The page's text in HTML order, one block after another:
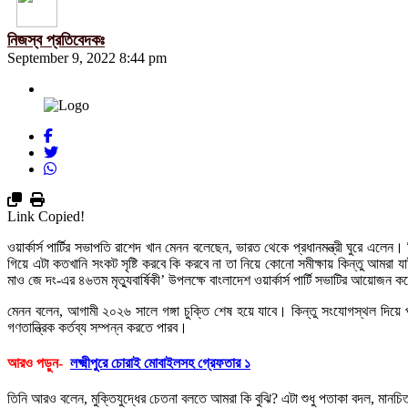
নিজস্ব প্রতিবেদকঃ
September 9, 2022 8:44 pm
Link Copied!
ওয়ার্কার্স পার্টির সভাপতি রাশেদ খান মেনন বলেছেন, ভারত থেকে প্রধানমন্ত্রী ঘুরে
গিয়ে এটা কতখানি সংকট সৃষ্টি করবে কি করবে না তা নিয়ে কোনো সমীক্ষায় কিন্তু
মাও জে দং-এর ৪৬তম মৃত্যুবার্ষিকী’ উপলক্ষে বাংলাদেশ ওয়ার্কার্স পার্টি সভাটির আয়োজন
মেনন বলেন, আগামী ২০২৬ সালে গঙ্গা চুক্তি শেষ হয়ে যাবে। কিন্তু সংযোগস্থল দিয়ে
গণতান্ত্রিক কর্তব্য সম্পন্ন করতে পারব।
আরও পড়ুন- লক্ষ্মীপুরে চোরাই মোবাইলসহ গ্রেফতার ১
তিনি আরও বলেন, মুক্তিযুদ্ধের চেতনা বলতে আমরা কি বুঝি? এটা শুধু পতাকা বদল,